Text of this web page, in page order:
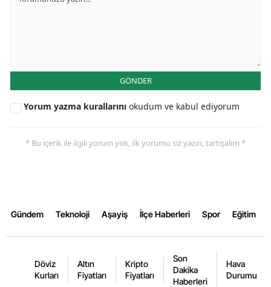
GÖNDER
Yorum yazma kurallarını okudum ve kabul ediyorum
* Bu içerik ile ilgili yorum yok, ilk yorumu siz yazın, tartışalım *
Gündem Teknoloji Aşayiş İlçe Haberleri Spor Eğitim
Döviz
Kurları
Altın
Fiyatları
Kripto
Fiyatları
Son
Dakika
Haberleri
Hava
Durumu